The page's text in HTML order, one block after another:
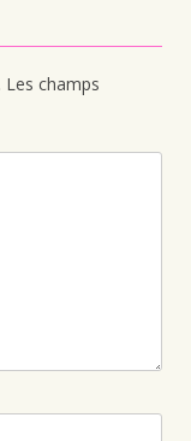
Les champs